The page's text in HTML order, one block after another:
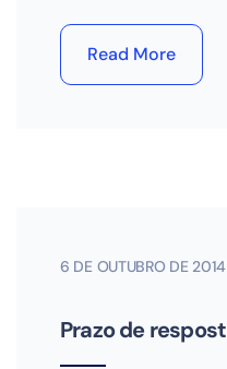
Read More
6 DE OUTUBRO DE 2014
Prazo de